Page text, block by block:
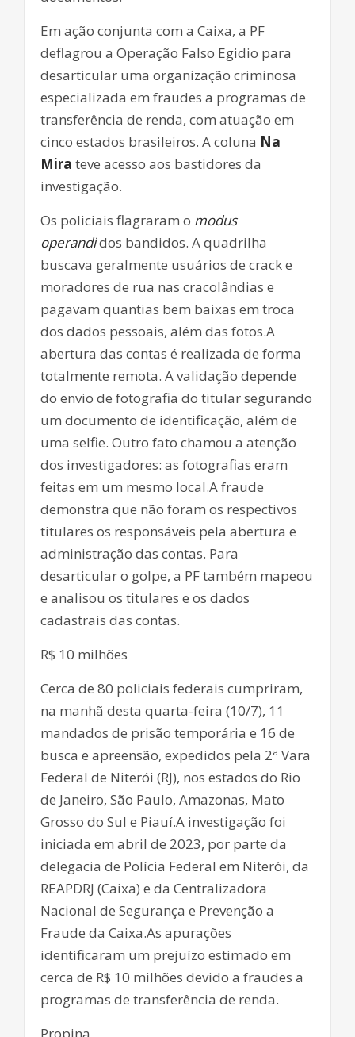
Em ação conjunta com a Caixa, a PF
deflagrou a Operação Falso Egidio para
desarticular uma organização criminosa
especializada em fraudes a programas de
transferência de renda, com atuação em
cinco estados brasileiros. A coluna Na
Mira teve acesso aos bastidores da
investigação.
Os policiais flagraram o modus
operandidos bandidos. A quadrilha
buscava geralmente usuários de crack e
moradores de rua nas cracolândias e
pagavam quantias bem baixas em troca
dos dados pessoais, além das fotos.A
abertura das contas é realizada de forma
totalmente remota. A validação depende
do envio de fotografia do titular segurando
um documento de identificação, além de
uma selfie. Outro fato chamou a atenção
dos investigadores: as fotografias eram
feitas em um mesmo local.A fraude
demonstra que não foram os respectivos
titulares os responsáveis pela abertura e
administração das contas. Para
desarticular o golpe, a PF também mapeou
e analisou os titulares e os dados
cadastrais das contas.
R$ 10 milhões
Cerca de 80 policiais federais cumpriram,
na manhã desta quarta-feira (10/7), 11
mandados de prisão temporária e 16 de
busca e apreensão, expedidos pela 2ª Vara
Federal de Niterói (RJ), nos estados do Rio
de Janeiro, São Paulo, Amazonas, Mato
Grosso do Sul e Piauí.A investigação foi
iniciada em abril de 2023, por parte da
delegacia de Polícia Federal em Niterói, da
REAPDRJ (Caixa) e da Centralizadora
Nacional de Segurança e Prevenção a
Fraude da Caixa.As apurações
identificaram um prejuízo estimado em
cerca de R$ 10 milhões devido a fraudes a
programas de transferência de renda.